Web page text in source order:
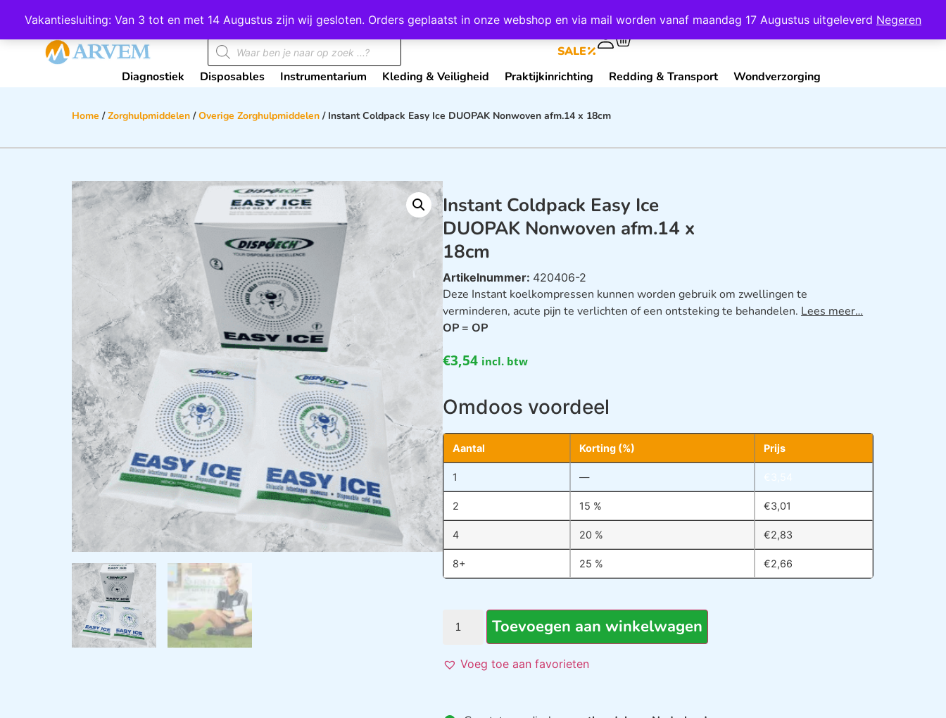
Vakantiesluiting: Van 3 tot en met 14 Augustus zijn wij gesloten. Orders geplaatst in onze webshop en via mail worden vanaf maandag 17 Augustus uitgeleverd Negeren
Wij scoren een 4,8 op Google Mijn Account Contact
SALE
Diagnostiek Disposables Instrumentarium Kleding & Veiligheid Praktijkinrichting Redding & Transport Wondverzorging
Home /Zorghulpmiddelen /Overige Zorghulpmiddelen / Instant Coldpack Easy Ice DUOPAK Nonwoven afm.14 x 18cm
Instant Coldpack Easy Ice
DUOPAK Nonwoven afm.14 x
18cm
Artikelnummer: 420406-2
Deze Instant koelkompressen kunnen worden gebruik om zwellingen te
verminderen, acute pijn te verlichten of een ontsteking te behandelen. Lees meer…
OP = OP
€3,54 incl. btw
Omdoos voordeel
Aantal Korting (%) Prijs
1 —
2 15 % €3,01
4 20 % €2,83
8+ 25 % €2,66
Toevoegen aan winkelwagen
Voeg toe aan favorieten